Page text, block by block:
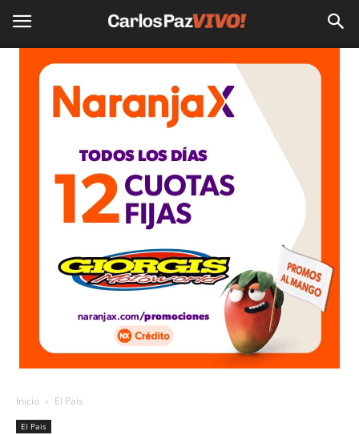
Inicio El Pais
El Pais